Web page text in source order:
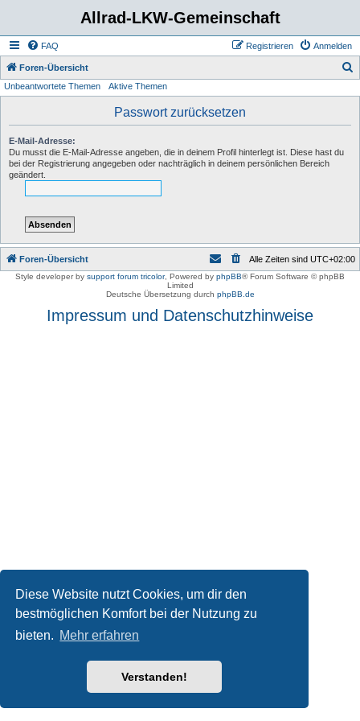
Diese Website nutzt Cookies, um dir den
bestmöglichen Komfort bei der Nutzung zu
bieten. Mehr erfahren
Verstanden!
Allrad-LKW-Gemeinschaft
FAQ Anmelden
Registrieren
Foren-Übersicht
Unbeantwortete Themen Aktive Themen
Passwort zurücksetzen
E-Mail-Adresse:
Du musst die E-Mail-Adresse angeben, die in deinem Profil hinterlegt ist. Diese hast du
bei der Registrierung angegeben oder nachträglich in deinem persönlichen Bereich
geändert.
Foren-Übersicht Alle Zeiten sind UTC+02:00
Style developer by support forum tricolor, Powered by phpBB® Forum Software © phpBB
Limited
Deutsche Übersetzung durch phpBB.de
Impressum und Datenschutzhinweise